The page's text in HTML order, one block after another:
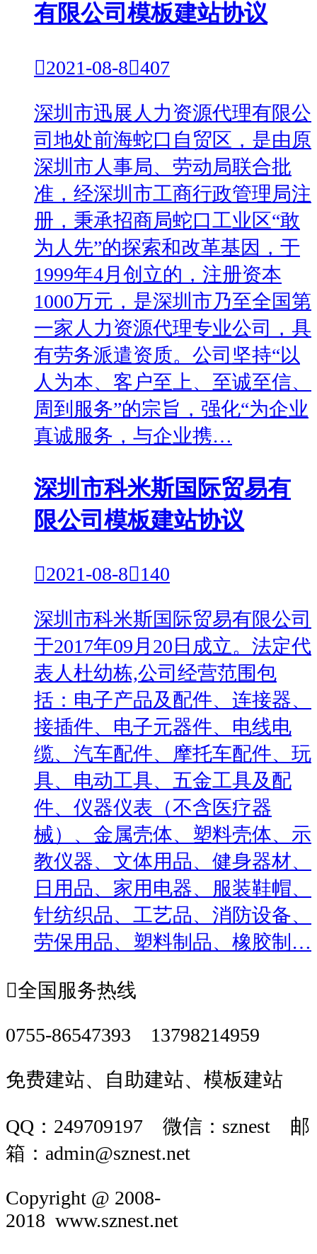
有限公司模板建站协议
2021-08-8407
深圳市迅展人力资源代理有限公
司地处前海蛇口自贸区，是由原
深圳市人事局、劳动局联合批
准，经深圳市工商行政管理局注
册，秉承招商局蛇口工业区“敢
为人先”的探索和改革基因，于
1999年4月创立的，注册资本
1000万元，是深圳市乃至全国第
一家人力资源代理专业公司，具
有劳务派遣资质。公司坚持“以
人为本、客户至上、至诚至信、
周到服务”的宗旨，强化“为企业
真诚服务，与企业携…
深圳市科米斯国际贸易有
限公司模板建站协议
2021-08-8140
深圳市科米斯国际贸易有限公司
于2017年09月20日成立。法定代
表人杜幼栋,公司经营范围包
括：电子产品及配件、连接器、
接插件、电子元器件、电线电
缆、汽车配件、摩托车配件、玩
具、电动工具、五金工具及配
件、仪器仪表（不含医疗器
械）、金属壳体、塑料壳体、示
教仪器、文体用品、健身器材、
日用品、家用电器、服装鞋帽、
针纺织品、工艺品、消防设备、
劳保用品、塑料制品、橡胶制…
全国服务热线
0755-86547393 13798214959
免费建站、自助建站、模板建站
QQ：249709197 微信：sznest 邮
箱：admin@sznest.net
Copyright @ 2008-
2018 www.sznest.net